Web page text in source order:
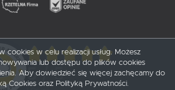
5/ 5
cookies w celu realizacji usług. Możesz
lub dostępu do plików cookies
Aby dowiedzieć się więcej zachęcamy do
Cookies oraz Polityką Prywatności.